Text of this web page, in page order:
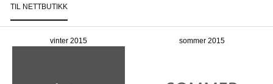
TIL NETTBUTIKK
vinter 2015 sommer 2015